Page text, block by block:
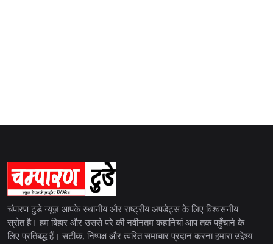
चंपारण टुडे न्यूज़ आपके स्थानीय और राष्ट्रीय अपडेट्स के लिए विश्वसनीय
स्रोत है। हम बिहार और उससे परे की नवीनतम कहानियां आप तक पहुँचाने के
लिए प्रतिबद्ध हैं। सटीक, निष्पक्ष और त्वरित समाचार प्रदान करना हमारा उद्देश्य